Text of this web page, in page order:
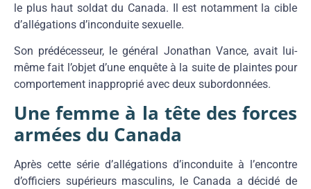
le plus haut soldat du Canada. Il est notamment la cible
d’allégations d’inconduite sexuelle.
Son prédécesseur, le général Jonathan Vance, avait lui-
même fait l’objet d’une enquête à la suite de plaintes pour
comportement inapproprié avec deux subordonnées.
Une femme à la tête des forces
armées du Canada
Après cette série d’allégations d’inconduite à l’encontre
d’officiers supérieurs masculins, le Canada a décidé de